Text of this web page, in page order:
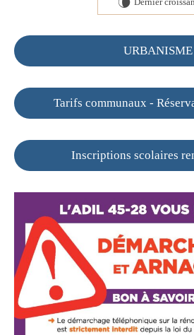
V
URBANISME
Tarifs communaux -
Inscriptions scolaires